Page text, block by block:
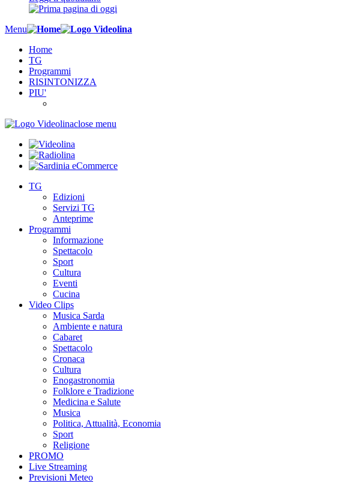
Menu
Home
TG
Programmi
RISINTONIZZA
PIU'
close menu
TG
Edizioni
Servizi TG
Anteprime
Programmi
Informazione
Spettacolo
Sport
Cultura
Eventi
Cucina
Video Clips
Musica Sarda
Ambiente e natura
Cabaret
Spettacolo
Cronaca
Cultura
Enogastronomia
Folklore e Tradizione
Medicina e Salute
Musica
Politica, Attualità, Economia
Sport
Religione
PROMO
Live Streaming
Previsioni Meteo